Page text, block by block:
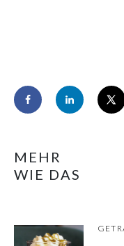
MEHR
WIE DAS